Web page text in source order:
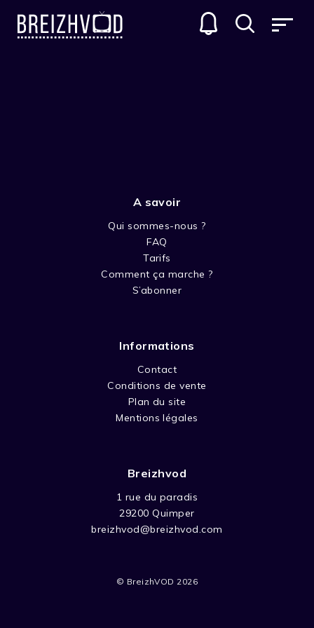
A savoir
Qui sommes-nous ?
FAQ
Tarifs
Comment ça marche ?
S’abonner
Informations
Contact
Conditions de vente
Plan du site
Mentions légales
Breizhvod
1 rue du paradis
29200 Quimper
breizhvod@breizhvod.com
© BreizhVOD 2026